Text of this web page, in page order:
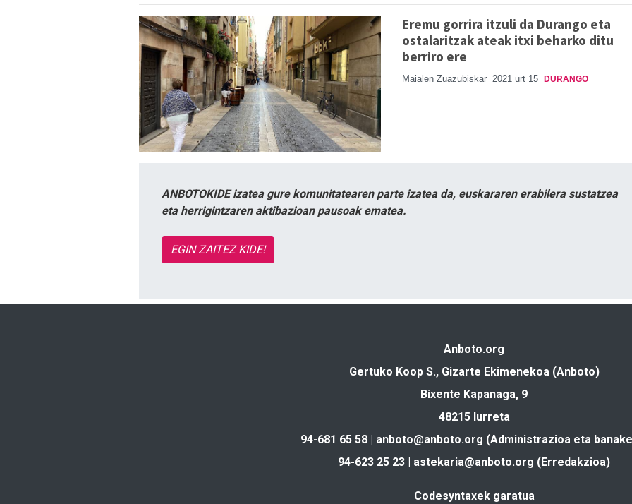
Eremu gorrira itzuli da Durango eta
ostalaritzak ateak itxi beharko ditu
berriro ere
Maialen Zuazubiskar 2021 urt 15 DURANGO
ANBOTOKIDE izatea gure komunitatearen parte izatea da, euskararen erabilera sustatzea
eta herrigintzaren aktibazioan pausoak ematea.
EGIN ZAITEZ KIDE!
Anboto.org
Gertuko Koop S., Gizarte Ekimenekoa (Anboto)
Bixente Kapanaga, 9
48215 Iurreta
94-681 65 58 | anboto@anboto.org (Administrazioa eta
94-623 25 23 | astekaria@anboto.org (Erredakzioa)
Codesyntaxek garatua